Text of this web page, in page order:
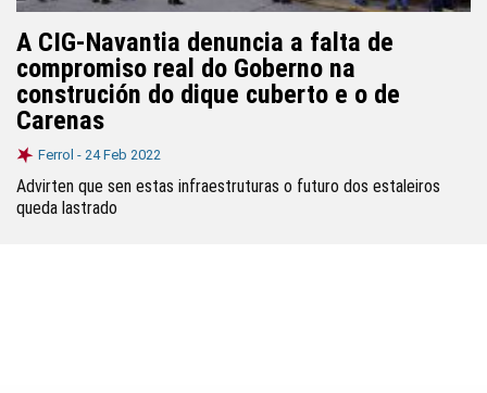
A CIG-Navantia denuncia a falta de
compromiso real do Goberno na
construción do dique cuberto e o de
Carenas
Ferrol - 24 Feb 2022
Advirten que sen estas infraestruturas o futuro dos estaleiros
queda lastrado